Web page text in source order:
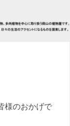
様のおかげで